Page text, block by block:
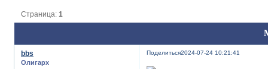
Страница:1
Поделиться2024-07-24 10:21:41
bbs
Олигарх